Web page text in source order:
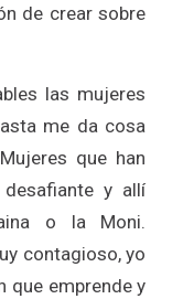
de crear sobre
las mujeres
me da cosa
que han
y allí
o la Moni.
contagioso, yo
que emprende y